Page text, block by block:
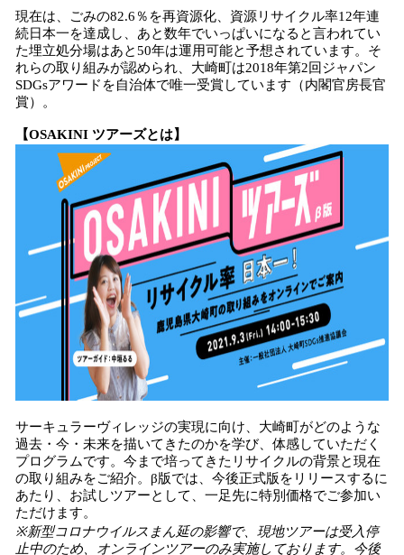
現在は、ごみの82.6％を再資源化、資源リサイクル率12年連
続日本一を達成し、あと数年でいっぱいになると言われてい
た埋立処分場はあと50年は運用可能と予想されています。そ
れらの取り組みが認められ、大崎町は2018年第2回ジャパン
SDGsアワードを自治体で唯一受賞しています（内閣官房長官
賞）。
【OSAKINI ツアーズとは】
サーキュラーヴィレッジの実現に向け、大崎町がどのような
過去・今・未来を描いてきたのかを学び、体感していただく
プログラムです。今まで培ってきたリサイクルの背景と現在
の取り組みをご紹介。β版では、今後正式版をリリースするに
あたり、お試しツアーとして、一足先に特別価格でご参加い
ただけます。
※新型コロナウイルスまん延の影響で、現地ツアーは受入停
止中のため、オンラインツアーのみ実施しております。今後